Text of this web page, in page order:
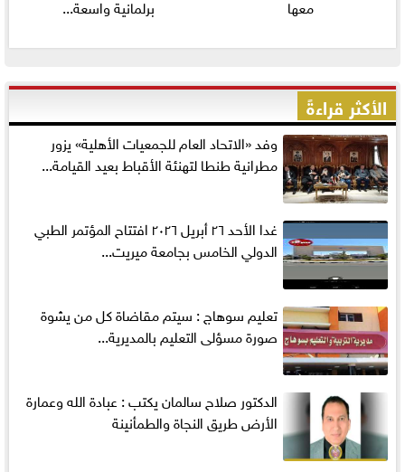
معها
برلمانية واسعة...
الأكثر قراءةً
وفد «الاتحاد العام للجمعيات الأهلية» يزور
مطرانية طنطا لتهنئة الأقباط بعيد القيامة...
غدا الأحد ٢٦ أبريل ٢٠٢٦ افتتاح المؤتمر الطبي
الدولي الخامس بجامعة ميريت...
تعليم سوهاج : سيتم مقاضاة كل من يشوة
صورة مسؤلى التعليم بالمديرية...
الدكتور صلاح سالمان يكتب : عبادة الله وعمارة
الأرض طريق النجاة والطمأنينة